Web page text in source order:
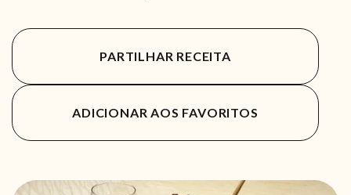
PARTILHAR RECEITA
ADICIONAR AOS FAVORITOS